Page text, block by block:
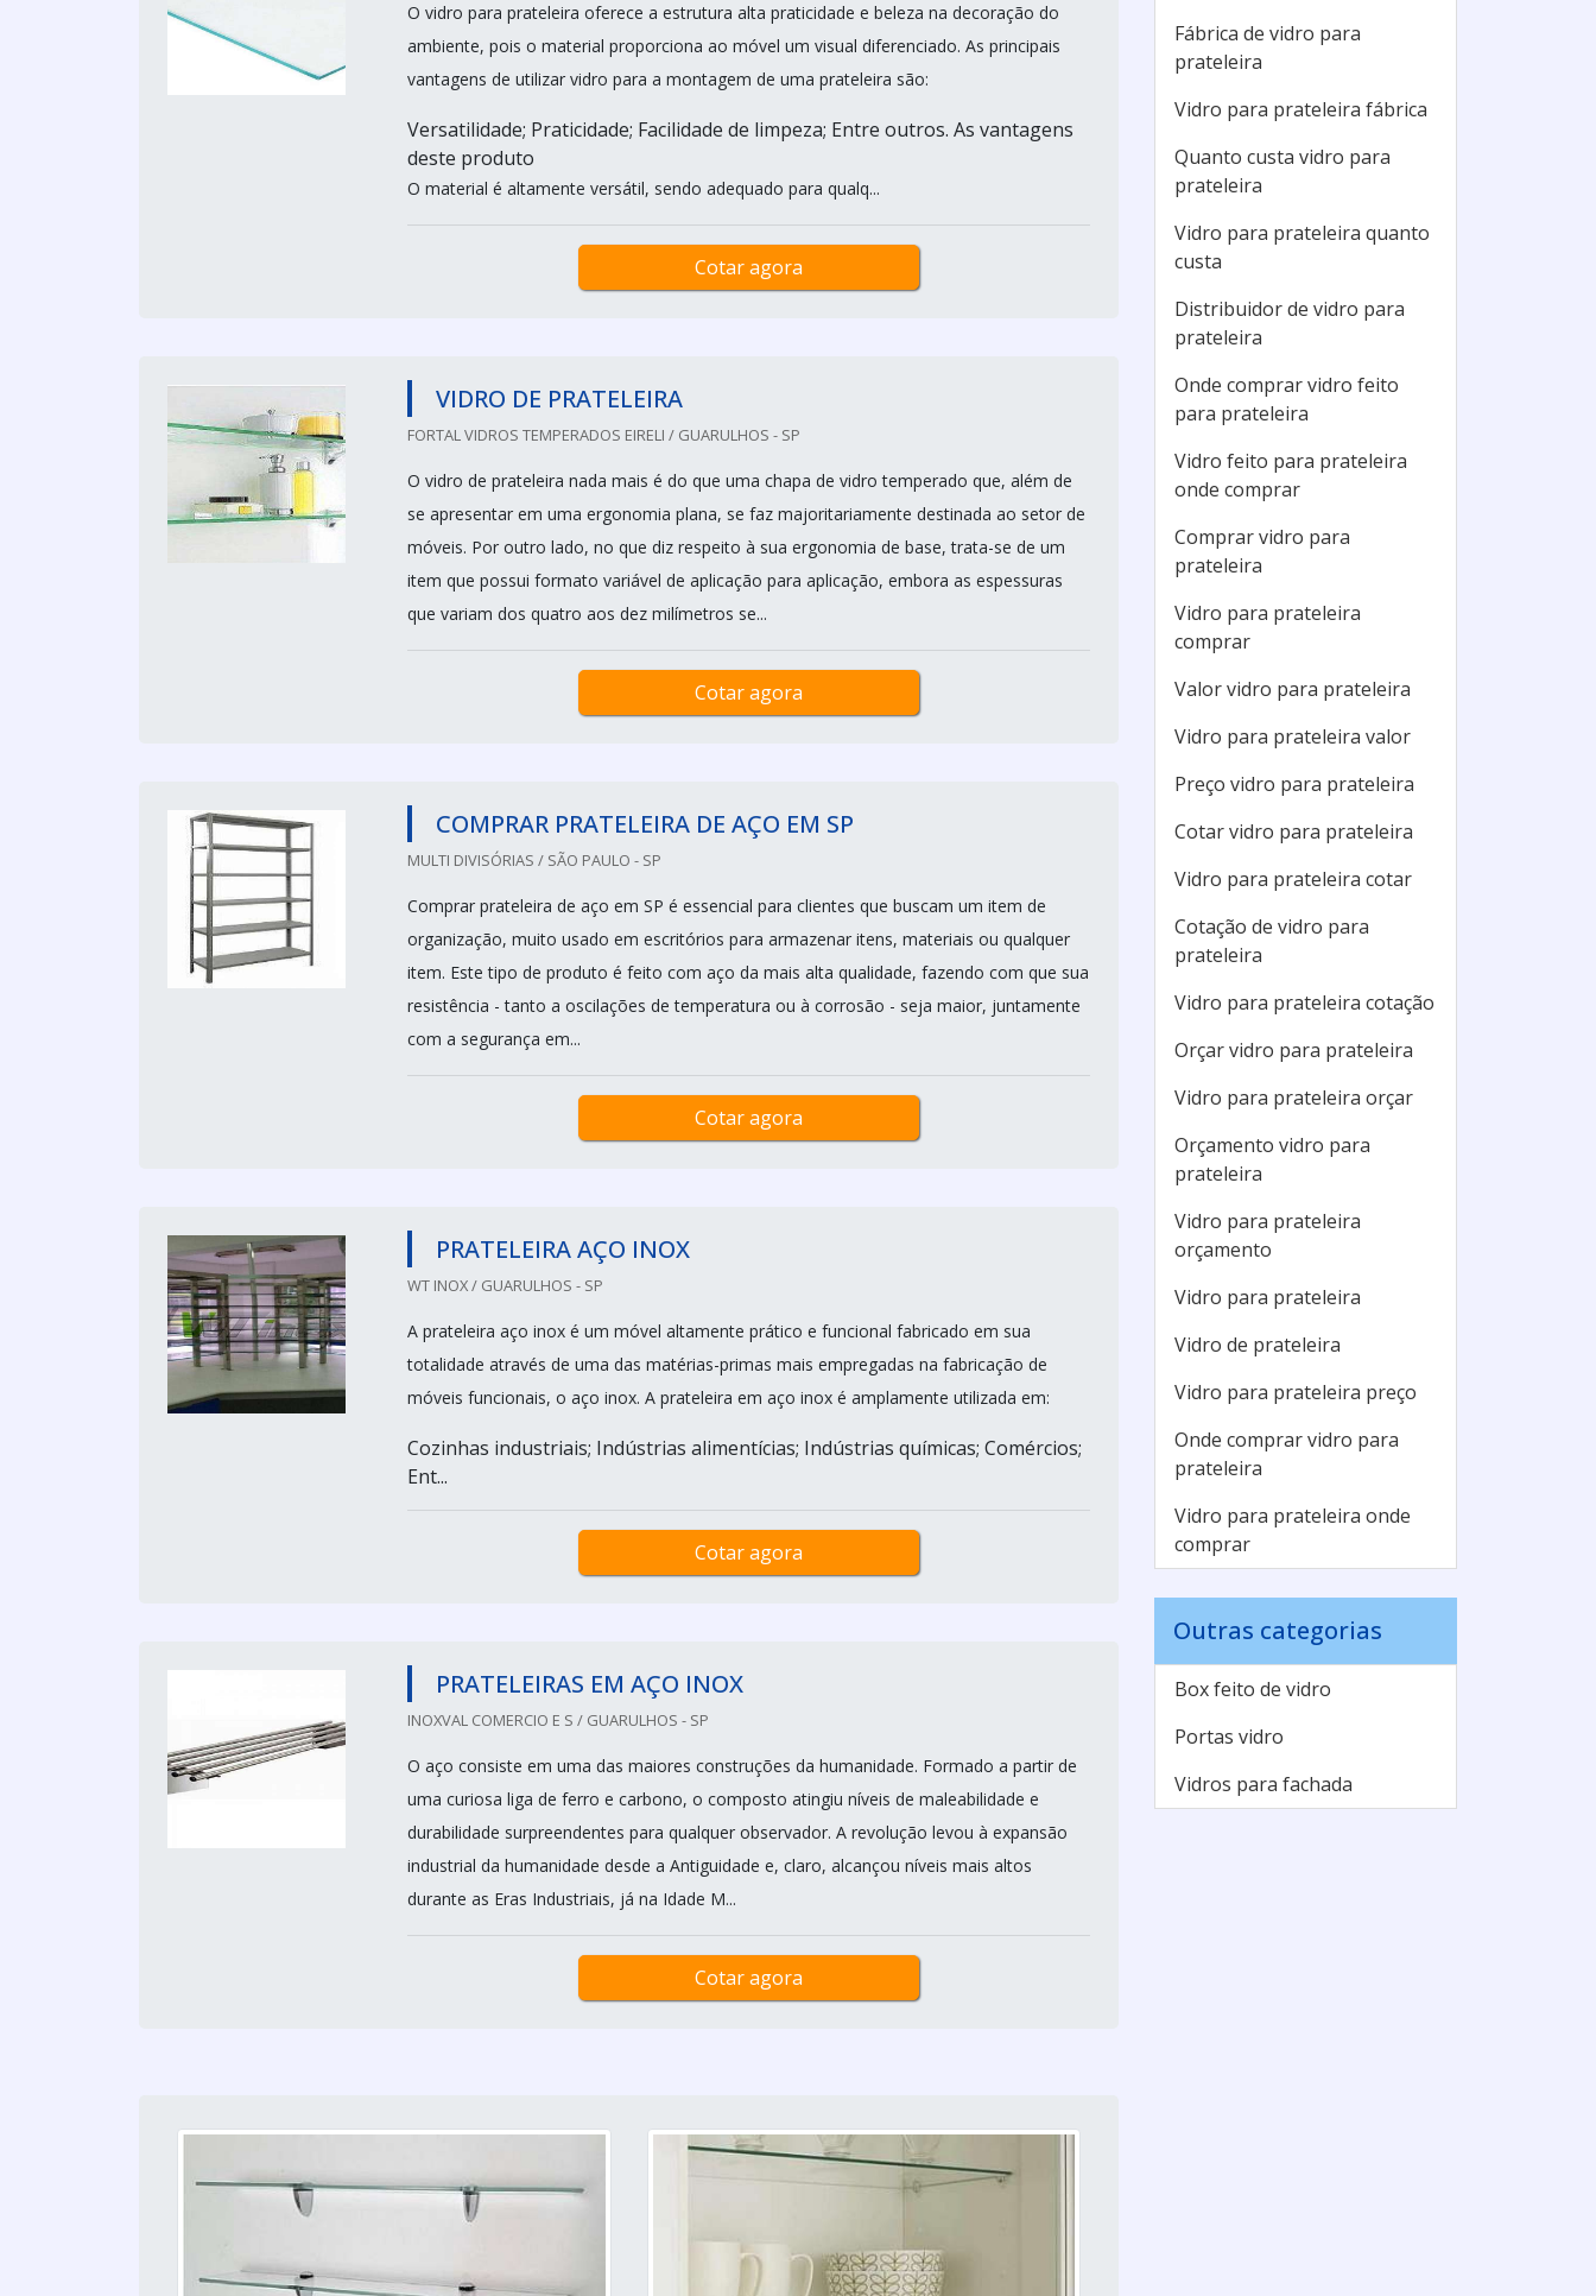
O vidro para prateleira oferece a estrutura alta praticidade e beleza na decoração do
ambiente, pois o material proporciona ao móvel um visual diferenciado. As principais
vantagens de utilizar vidro para a montagem de uma prateleira são:
Versatilidade; Praticidade; Facilidade de limpeza; Entre outros. As vantagens
deste produto
O material é altamente versátil, sendo adequado para qualq...
Cotar agora
VIDRO DE PRATELEIRA
FORTAL VIDROS TEMPERADOS EIRELI / GUARULHOS - SP
O vidro de prateleira nada mais é do que uma chapa de vidro temperado que, além de
se apresentar em uma ergonomia plana, se faz majoritariamente destinada ao setor de
móveis. Por outro lado, no que diz respeito à sua ergonomia de base, trata-se de um
item que possui formato variável de aplicação para aplicação, embora as espessuras
que variam dos quatro aos dez milímetros se...
Cotar agora
COMPRAR PRATELEIRA DE AÇO EM SP
MULTI DIVISÓRIAS / SÃO PAULO - SP
Comprar prateleira de aço em SP é essencial para clientes que buscam um item de
organização, muito usado em escritórios para armazenar itens, materiais ou qualquer
item. Este tipo de produto é feito com aço da mais alta qualidade, fazendo com que sua
resistência - tanto a oscilações de temperatura ou à corrosão - seja maior, juntamente
com a segurança em...
Cotar agora
PRATELEIRA AÇO INOX
WT INOX / GUARULHOS - SP
A prateleira aço inox é um móvel altamente prático e funcional fabricado em sua
totalidade através de uma das matérias-primas mais empregadas na fabricação de
móveis funcionais, o aço inox. A prateleira em aço inox é amplamente utilizada em:
Cozinhas industriais; Indústrias alimentícias; Indústrias químicas; Comércios;
Ent...
Cotar agora
PRATELEIRAS EM AÇO INOX
INOXVAL COMERCIO E S / GUARULHOS - SP
O aço consiste em uma das maiores construções da humanidade. Formado a partir de
uma curiosa liga de ferro e carbono, o composto atingiu níveis de maleabilidade e
durabilidade surpreendentes para qualquer observador. A revolução levou à expansão
industrial da humanidade desde a Antiguidade e, claro, alcançou níveis mais altos
durante as Eras Industriais, já na Idade M...
Cotar agora
Fábrica de vidro para
prateleira
Vidro para prateleira fábrica
Quanto custa vidro para
prateleira
Vidro para prateleira quanto
custa
Distribuidor de vidro para
prateleira
Onde comprar vidro feito
para prateleira
Vidro feito para prateleira
onde comprar
Comprar vidro para
prateleira
Vidro para prateleira
comprar
Valor vidro para prateleira
Vidro para prateleira valor
Preço vidro para prateleira
Cotar vidro para prateleira
Vidro para prateleira cotar
Cotação de vidro para
prateleira
Vidro para prateleira cotação
Orçar vidro para prateleira
Vidro para prateleira orçar
Orçamento vidro para
prateleira
Vidro para prateleira
orçamento
Vidro para prateleira
Vidro de prateleira
Vidro para prateleira preço
Onde comprar vidro para
prateleira
Vidro para prateleira onde
comprar
Outras categorias
Box feito de vidro
Portas vidro
Vidros para fachada